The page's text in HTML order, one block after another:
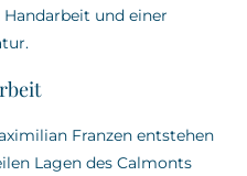
und einer
Franzen entstehen
Lagen des Calmonts